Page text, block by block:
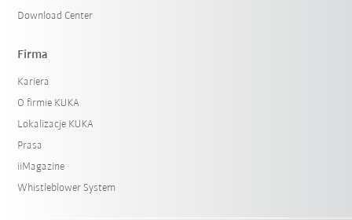
Download Center
Firma
Kariera
O firmie KUKA
Lokalizacje KUKA
Prasa
iiMagazine
Whistleblower System